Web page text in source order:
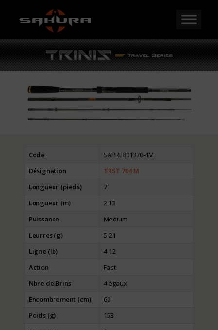
Code
SAPRE801370-4M
Désignation
TRST 704 M
Longueur (pieds)
7′
Longueur (m)
2,13
Puissance
Medium
Leurres (g)
5-21
Ligne (lb)
4-12
Action
Fast
Nbre de Brins
4 égaux
Encombrement (cm)
60
Poids (g)
153